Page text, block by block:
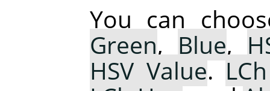
You can
Green, Blue,
HSV Value.